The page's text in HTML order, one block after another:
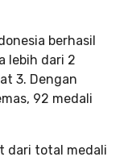
berhasil
lebih dari 2
3. Dengan
92 medali
dari total medali